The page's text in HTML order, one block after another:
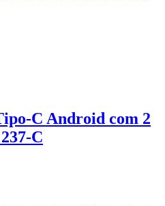
C Android com 2
C